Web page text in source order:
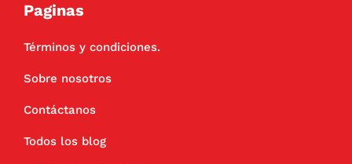
Paginas
Términos y condiciones.
Sobre nosotros
Contáctanos
Todos los blog